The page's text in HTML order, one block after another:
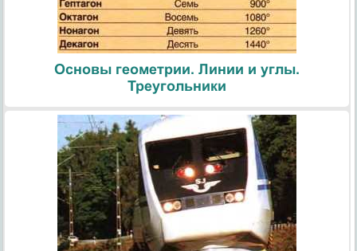
Основы геометрии. Линии и углы.
Треугольники